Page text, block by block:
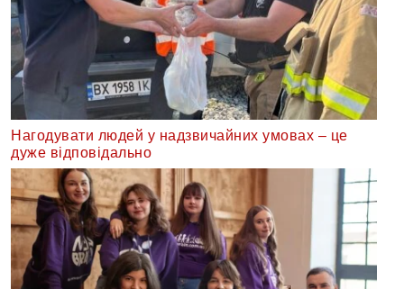
Нагодувати людей у надзвичайних умовах – це
дуже відповідально